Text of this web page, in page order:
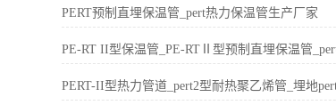
PERT预制直埋保温管_pert热力保温管生产厂家
PE-RT II型保温管_PE-RTⅡ型预制直埋保温管
PERT-II型热力管道_pert2型耐热聚乙烯管_埋地